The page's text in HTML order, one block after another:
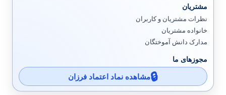
مشتریان
نظرات مشتریان و کاربران
خانواده مشتریان
مدارک دانش آموختگان
مجوزهای ما
مشاهده نماد اعتماد فرزان